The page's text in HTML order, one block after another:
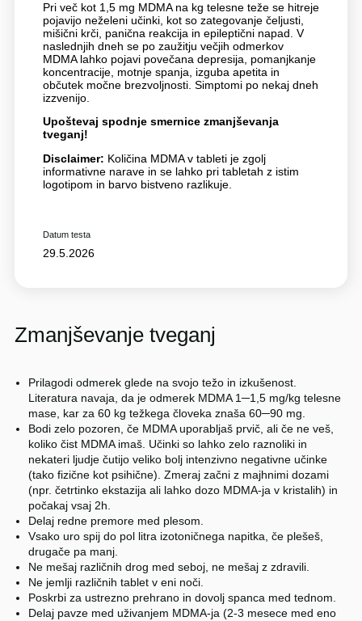
Pri več kot 1,5 mg MDMA na kg telesne teže se hitreje
pojavijo neželeni učinki, kot so zategovanje čeljusti,
mišični krči, panična reakcija in epileptični napad. V
naslednjih dneh se po zaužitju večjih odmerkov
MDMA lahko pojavi povečana depresija, pomanjkanje
koncentracije, motnje spanja, izguba apetita in
občutek močne brezvoljnosti. Simptomi po nekaj dneh
izzvenijo.
Upoštevaj spodnje smernice zmanjševanja
tveganj!
Disclaimer: Količina MDMA v tableti je zgolj
informativne narave in se lahko pri tabletah z istim
logotipom in barvo bistveno razlikuje.
Datum testa
29.5.2026
Zmanjševanje tveganj
Prilagodi odmerek glede na svojo težo in izkušenost.
Literatura navaja, da je odmerek MDMA 1─1,5 mg/kg telesne
mase, kar za 60 kg težkega človeka znaša 60─90 mg.
Bodi zelo pozoren, če MDMA uporabljaš prvič, ali če ne veš,
koliko čist MDMA imaš. Učinki so lahko zelo raznoliki in
nekateri ljudje čutijo veliko bolj intenzivno negativne učinke
(tako fizične kot psihične). Zmeraj začni z majhnimi dozami
(npr. četrtinko ekstazija ali lahko dozo MDMA-ja v kristalih) in
počakaj vsaj 2h.
Delaj redne premore med plesom.
Vsako uro spij do pol litra izotoničnega napitka, če plešeš,
drugače pa manj.
Ne mešaj različnih drog med seboj, ne mešaj z zdravili.
Ne jemlji različnih tablet v eni noči.
Poskrbi za ustrezno prehrano in dovolj spanca med tednom.
Delaj pavze med uživanjem MDMA-ja (2-3 mesece med eno